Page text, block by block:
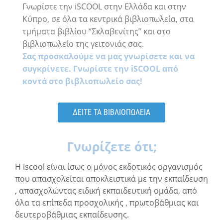
Γνωρίστε την iSCOOL στην Ελλάδα και στην
Κύπρο, σε όλα τα κεντρικά βιβλιοπωλεία, στα
τμήματα βιβλίου “Σκλαβενίτης” και στο
βιβλιοπωλείο της γειτονιάς σας.
Σας προσκαλούμε να μας γνωρίσετε και να
συγκρίνετε. Γνωρίστε την iSCOOL από
κοντά στο βιβλιοπωλείο σας!
ΔΕΙΤΕ ΤΑ ΒΙΒΛΙΟΠΩΛΕΙΑ
Γνωρίζετε ότι;
Η iscool είναι ίσως ο μόνος εκδοτικός οργανισμός
που απασχολείται αποκλειστικά με την εκπαίδευση
, απασχολώντας ειδική εκπαιδευτική ομάδα, από
όλα τα επίπεδα προσχολικής , πρωτοβάθμιας και
δευτεροβάθμιας εκπαίδευσης.